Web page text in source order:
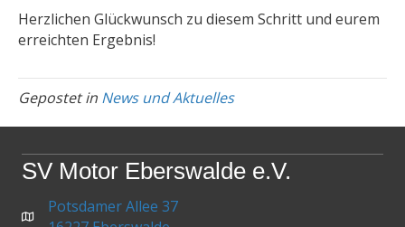
Herzlichen Glückwunsch zu diesem Schritt und eurem
erreichten Ergebnis!
Gepostet in News und Aktuelles
SV Motor Eberswalde e.V.
Potsdamer Allee 37